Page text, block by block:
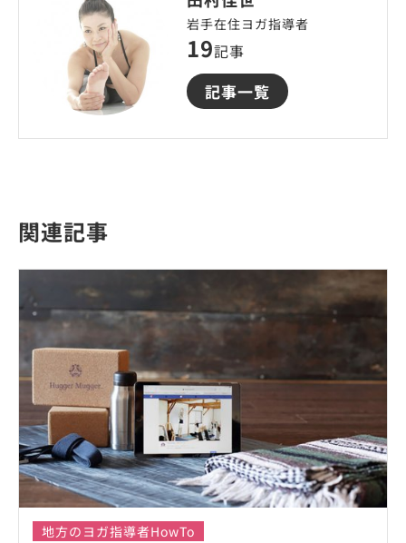
岩手在住ヨガ指導者
19記事
記事一覧
関連記事
地方のヨガ指導者HowTo